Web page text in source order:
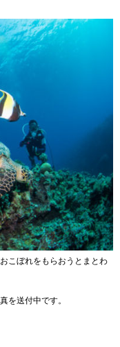
こぼれをもらおうとまとわ
を送付中です。